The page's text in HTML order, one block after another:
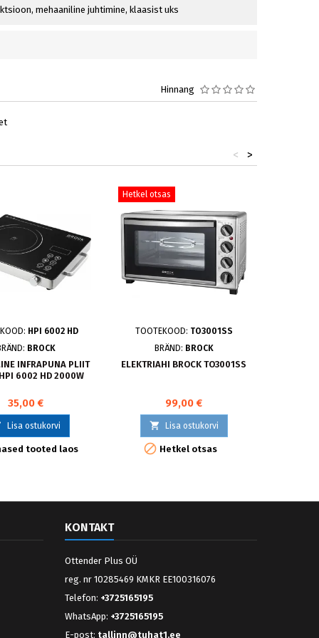
mehaaniline juhtimine, klaasist uks
Hinnang
>
<
HPI 6002 HD
BROCK
INFRAPUNA PLIIT
6002 HD 2000W
35,00 €
Lisa ostukorvi
tooted laos
Hetkel otsas
TOOTEKOOD: TO3001SS
BRÄND: BROCK
ELEKTRIAHI BROCK TO3001SS
99,00 €
 Lisa ostukorvi
 Hetkel otsas
KONTAKT
Ottender Plus OÜ
reg. nr 10285469 KMKR EE100316076
Telefon: +3725165195
WhatsApp: +3725165195
E-post: tallinn@tuhat1.ee